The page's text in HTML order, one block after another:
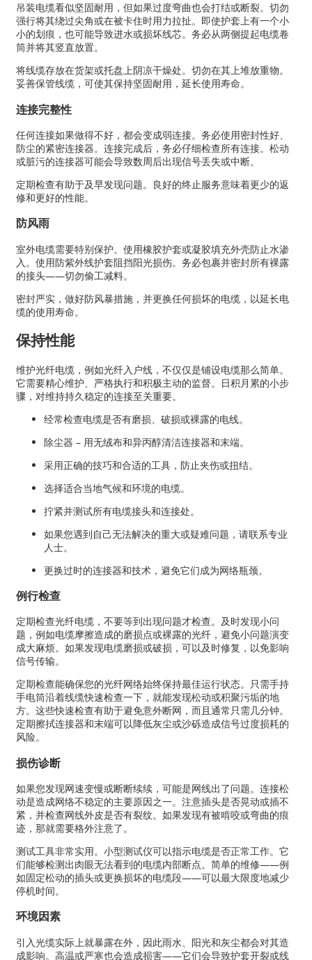
吊装电缆看似坚固耐用，但如果过度弯曲也会打结或断裂。切勿
强行将其绕过尖角或在被卡住时用力拉扯。即使护套上有一个小
小的划痕，也可能导致进水或损坏线芯。务必从两侧提起电缆卷
筒并将其竖直放置。
将线缆存放在货架或托盘上阴凉干燥处。切勿在其上堆放重物。
妥善保管线缆，可使其保持坚固耐用，延长使用寿命。
连接完整性
任何连接如果做得不好，都会变成弱连接。务必使用密封性好、
防尘的紧密连接器。连接完成后，务必仔细检查所有连接。松动
或脏污的连接器可能会导致数周后出现信号丢失或中断。
定期检查有助于及早发现问题。良好的终止服务意味着更少的返
修和更好的性能。
防风雨
室外电缆需要特别保护。使用橡胶护套或凝胶填充外壳防止水渗
入。使用防紫外线护套阻挡阳光损伤。务必包裹并密封所有裸露
的接头——切勿偷工减料。
密封严实，做好防风暴措施，并更换任何损坏的电缆，以延长电
缆的使用寿命。
保持性能
维护光纤电缆，例如光纤入户线，不仅仅是铺设电缆那么简单。
它需要精心维护、严格执行和积极主动的监督。日积月累的小步
骤，对维持持久稳定的连接至关重要。
经常检查电缆是否有磨损、破损或裸露的电线。
除尘器 – 用无绒布和异丙醇清洁连接器和末端。
采用正确的技巧和合适的工具，防止夹伤或扭结。
选择适合当地气候和环境的电缆。
拧紧并测试所有电缆接头和连接处。
如果您遇到自己无法解决的重大或疑难问题，请联系专业
人士。
更换过时的连接器和技术，避免它们成为网络瓶颈。
例行检查
定期检查光纤电缆，不要等到出现问题才检查。及时发现小问
题，例如电缆摩擦造成的磨损点或裸露的光纤，避免小问题演变
成大麻烦。如果发现电缆磨损或破损，可以及时修复，以免影响
信号传输。
定期检查能确保您的光纤网络始终保持最佳运行状态。只需手持
手电筒沿着线缆快速检查一下，就能发现松动或积聚污垢的地
方。这些快速检查有助于避免意外断网，而且通常只需几分钟。
定期擦拭连接器和末端可以降低灰尘或沙砾造成信号过度损耗的
风险。
损伤诊断
如果您发现网速变慢或断断续续，可能是网线出了问题。连接松
动是造成网络不稳定的主要原因之一。注意插头是否晃动或插不
紧，并检查网线外皮是否有裂纹。如果发现有被啃咬或弯曲的痕
迹，那就需要格外注意了。
测试工具非常实用。小型测试仪可以指示电缆是否正常工作。它
们能够检测出肉眼无法看到的电缆内部断点。简单的维修——例
如固定松动的插头或更换损坏的电缆段——可以最大限度地减少
停机时间。
环境因素
引入光缆实际上就暴露在外，因此雨水、阳光和灰尘都会对其造
成影响。高温或严寒也会造成损害——它们会导致护套开裂或线